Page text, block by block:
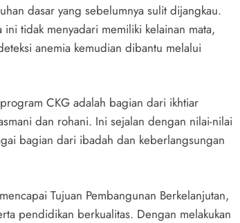
dasar yang sebelumnya sulit dijangkau.
tidak menyadari memiliki kelainan mata,
anemia kemudian dibantu melalui
CKG adalah bagian dari ikhtiar
dan rohani. Ini sejalan dengan nilai-nilai
bagian dari ibadah dan keberlangsungan
Tujuan Pembangunan Berkelanjutan,
pendidikan berkualitas. Dengan melakukan